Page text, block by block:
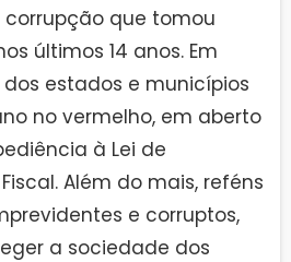
que tomou
últimos 14 anos. Em
dos estados e municípios
no vermelho, em aberto
à Lei de
Além do mais, reféns
e corruptos,
a sociedade dos